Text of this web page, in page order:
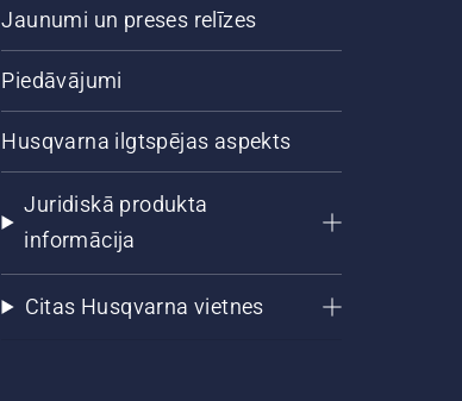
Jaunumi un preses relīzes
Piedāvājumi
Husqvarna ilgtspējas aspekts
Juridiskā produkta
informācija
Citas Husqvarna vietnes